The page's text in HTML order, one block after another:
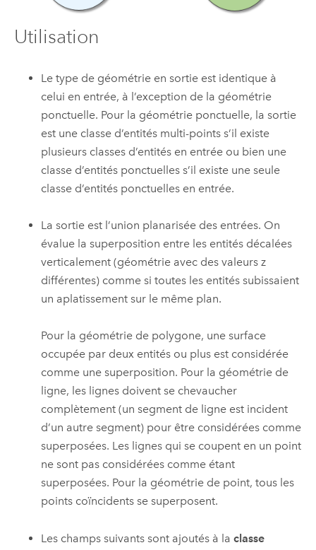
Utilisation
Le type de géométrie en sortie est identique à
celui en entrée, à l’exception de la géométrie
ponctuelle. Pour la géométrie ponctuelle, la sortie
est une classe d’entités multi-points s’il existe
plusieurs classes d’entités en entrée ou bien une
classe d’entités ponctuelles s’il existe une seule
classe d’entités ponctuelles en entrée.
La sortie est l’union planarisée des entrées. On
évalue la superposition entre les entités décalées
verticalement (géométrie avec des valeurs z
différentes) comme si toutes les entités subissaient
un aplatissement sur le même plan.
Pour la géométrie de polygone, une surface
occupée par deux entités ou plus est considérée
comme une superposition. Pour la géométrie de
ligne, les lignes doivent se chevaucher
complètement (un segment de ligne est incident
d’un autre segment) pour être considérées comme
superposées. Les lignes qui se coupent en un point
ne sont pas considérées comme étant
superposées. Pour la géométrie de point, tous les
points coïncidents se superposent.
Les champs suivants sont ajoutés à laclasse